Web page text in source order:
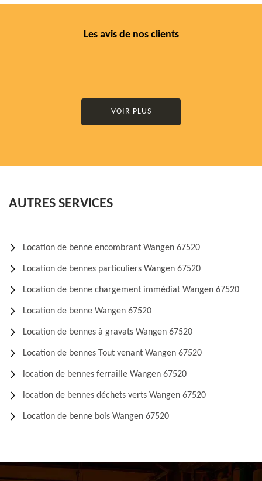
Les avis de nos clients
VOIR PLUS
AUTRES SERVICES
Location de benne encombrant Wangen 67520
Location de bennes particuliers Wangen 67520
Location de benne chargement immédiat Wangen 67520
Location de benne Wangen 67520
Location de bennes à gravats Wangen 67520
Location de bennes Tout venant Wangen 67520
location de bennes ferraille Wangen 67520
location de bennes déchets verts Wangen 67520
Location de benne bois Wangen 67520